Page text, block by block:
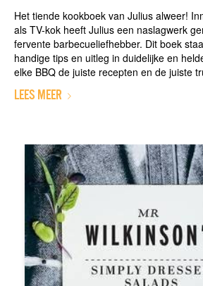
Het tiende kookboek van Julius alweer!
als TV-kok heeft Julius een naslagwerk
fervente barbecueliefhebber. Dit boek
handige tips en uitleg in duidelijke en
elke BBQ de juiste recepten en de juiste
LEES MEER